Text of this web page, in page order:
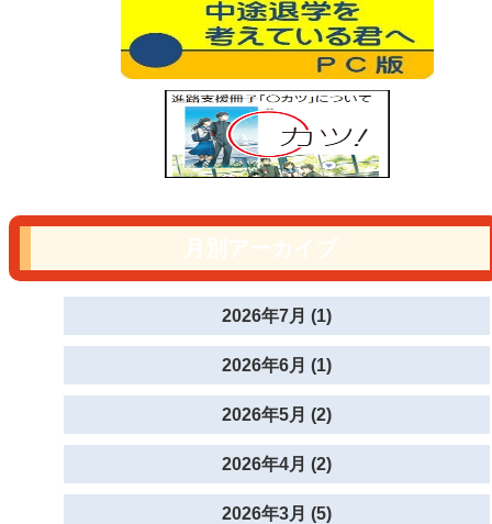
2026年7月 (1)
2026年6月 (1)
2026年5月 (2)
2026年4月 (2)
2026年3月 (5)